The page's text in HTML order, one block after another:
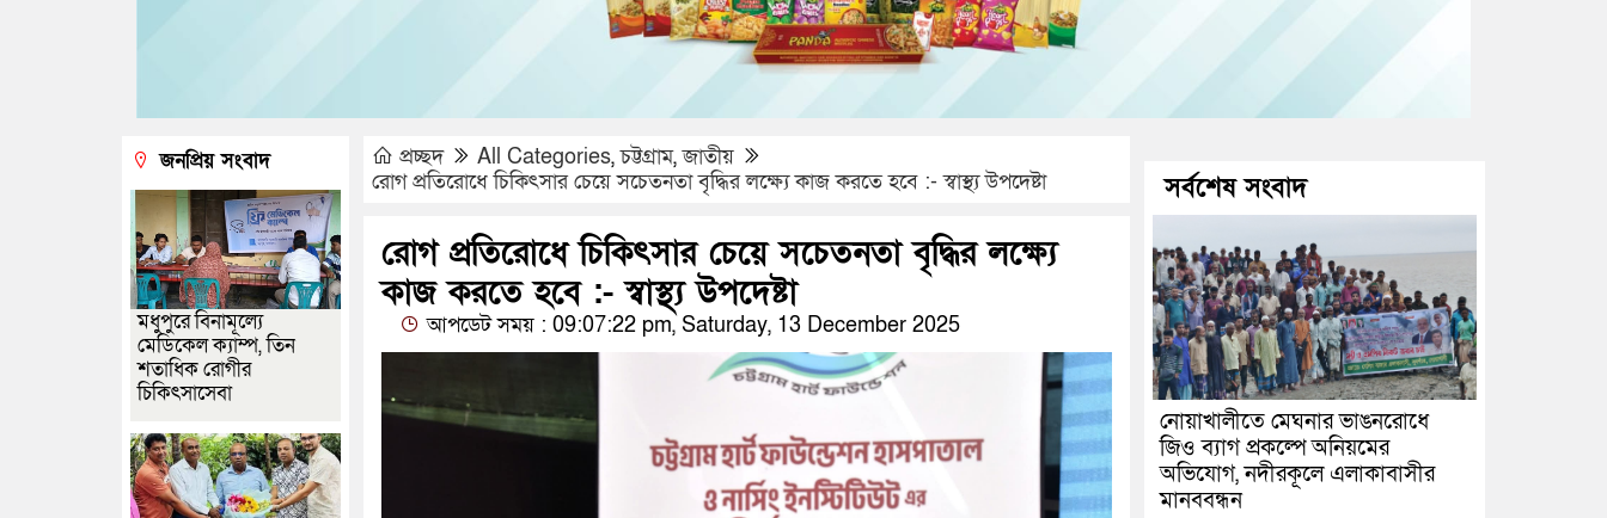
প্রচ্ছদ All Categories,চট্টগ্রাম,জাতীয়
রোগ প্রতিরোধে চিকিৎসার চেয়ে সচেতনতা বৃদ্ধির লক্ষ্যে কাজ করতে হবে :- স্বাস্থ্য উপদেষ্টা
রোগ প্রতিরোধে চিকিৎসার চেয়ে সচেতনতা বৃদ্ধির লক্ষ্যে
কাজ করতে হবে :- স্বাস্থ্য উপদেষ্টা
আপডেট সময় : 09:07:22 pm, Saturday, 13 December 2025
জনপ্রিয় সংবাদ
মধুপুরে বিনামূল্যে
মেডিকেল ক্যাম্প, তিন
শতাধিক রোগীর
চিকিৎসাসেবা
সর্বশেষ সংবাদ
নোয়াখালীতে মেঘনার ভাঙনরোধে
জিও ব্যাগ প্রকল্পে অনিয়মের
অভিযোগ, নদীরকূলে এলাকাবাসীর
মানববন্ধন